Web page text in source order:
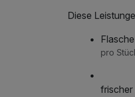
Diese
pro
frischer